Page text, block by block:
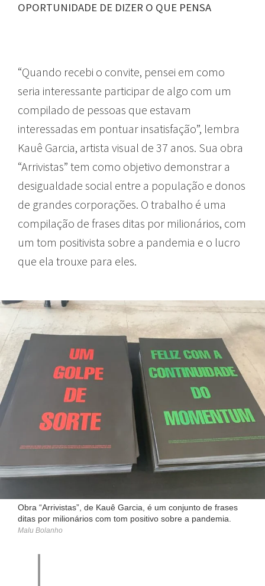
OPORTUNIDADE DE DIZER O QUE PENSA
“Quando recebi o convite, pensei em como
seria interessante participar de algo com um
compilado de pessoas que estavam
interessadas em pontuar insatisfação”, lembra
Kauê Garcia, artista visual de 37 anos. Sua obra
“Arrivistas” tem como objetivo demonstrar a
desigualdade social entre a população e donos
de grandes corporações. O trabalho é uma
compilação de frases ditas por milionários, com
um tom positivista sobre a pandemia e o lucro
que ela trouxe para eles.
Obra “Arrivistas”, de Kauê Garcia, é um conjunto de frases
ditas por milionários com tom positivo sobre a pandemia.
Malu Bolanho